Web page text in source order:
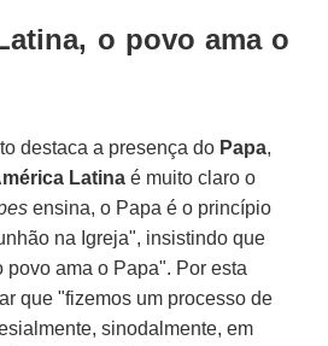
o povo ama o
destaca a presença do Papa,
Latina é muito claro o
ensina, o Papa é o princípio
na Igreja", insistindo que
povo ama o Papa". Por esta
que "fizemos um processo de
sinodalmente, em